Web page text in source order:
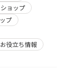
ョップ
プ
役立ち情報